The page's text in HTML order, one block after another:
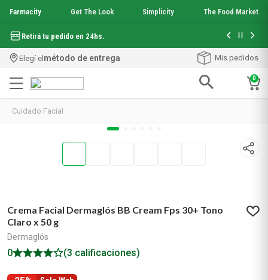
Farmacity Get The Look Simplicity The Food Market
Retirá tu pedido en 24hs. Hasta 6
Elegí elmétodo de entrega Mis pedidos
0
Cuidado Facial
Crema Facial Dermaglós BB Cream Fps 30+ Tono
Claro x 50 g
Dermaglós
0 (3 calificaciones)
garnier toque seco crema facial
protector solar
8. nyx
9.get the look
10
uv air